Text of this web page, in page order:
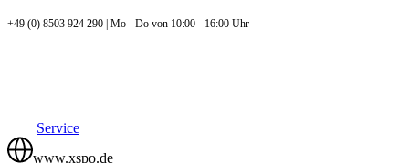
+49 (0) 8503 924 290 | Mo - Do von 10:00 - 16:00 Uhr
Service
www.xspo.de